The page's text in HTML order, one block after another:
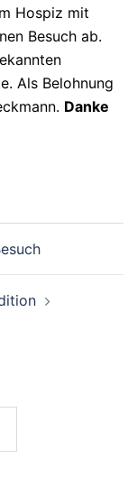
Hospiz mit
Besuch ab.
Als Belohnung
Danke